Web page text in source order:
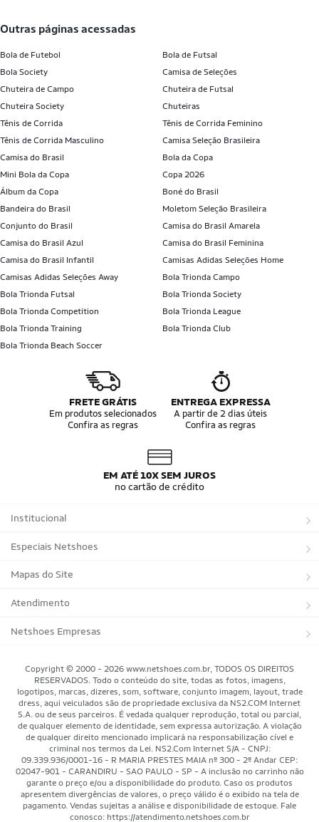
outras páginas acessadas
Bola de Futebol
Bola de Futsal
Bola Society
Camisa de Seleções
Chuteira de Campo
Chuteira de Futsal
Chuteira Society
Chuteiras
Tênis de Corrida
Tênis de Corrida Feminino
Tênis de Corrida Masculino
Camisa Seleção Brasileira
Camisa do Brasil
Bola da Copa
Mini Bola da Copa
Copa 2026
Álbum da Copa
Boné do Brasil
Bandeira do Brasil
Moletom Seleção Brasileira
Conjunto do Brasil
Camisa do Brasil Amarela
Camisa do Brasil Azul
Camisa do Brasil Feminina
Camisa do Brasil Infantil
Camisas Adidas Seleções Home
Camisas Adidas Seleções Away
Bola Trionda Campo
Bola Trionda Futsal
Bola Trionda Society
Bola Trionda Competition
Bola Trionda League
Bola Trionda Training
Bola Trionda Club
Bola Trionda Beach Soccer
FRETE GRÁTIS
Em produtos selecionados
Confira as regras
ENTREGA EXPRESSA
A partir de 2 dias úteis
Confira as regras
EM ATÉ 10X SEM JUROS
no cartão de crédito
Institucional
Sobre a Netshoes
Política de Privacidade
Programa de Afiliados
Regulamentos
Programa de Integridade
Blog
Black Friday Magalu
Black Friday Netshoes
Lojas Físicas
Especiais Netshoes
Suplementos
Corrida
Bicicletas
Basquete
Motorsport
Saúde Bem-Estar
Aventura
Mundo das Raquetes
Mapas do Site
Marcas
Tipos de Produtos
Atendimento
Trocas e devoluções
Minha Conta
Meus Pedidos
Pagamentos
Cancelamentos
Segurança & Privacidade
Como Comprar
Netshoes Empresas
Copyright © 2000 - 2026 www.netshoes.com.br, TODOS OS DIREITOS
RESERVADOS. Todo o conteúdo do site, todas as fotos, imagens,
logotipos, marcas, dizeres, som, software, conjunto imagem, layout, trade
dress, aqui veiculados são de propriedade exclusiva da NS2.COM Internet
S.A. ou de seus parceiros. É vedada qualquer reprodução, total ou parcial,
de qualquer elemento de identidade, sem expressa autorização. A violação
de qualquer direito mencionado implicará na responsabilização cível e
criminal nos termos da Lei. NS2.Com Internet S/A - CNPJ:
09.339.936/0001-16 - R MARIA PRESTES MAIA nº 300 - 2º Andar CEP:
02047-901 - CARANDIRU - SAO PAULO - SP - A inclusão no carrinho não
garante o preço e/ou a disponibilidade do produto. Caso os produtos
apresentem divergências de valores, o preço válido é o exibido na tela de
pagamento. Vendas sujeitas a análise e disponibilidade de estoque. Fale
conosco: https://atendimento.netshoes.com.br